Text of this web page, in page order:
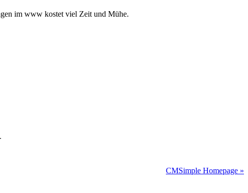
im www kostet viel Zeit und Mühe.
CMSimple Homepage »